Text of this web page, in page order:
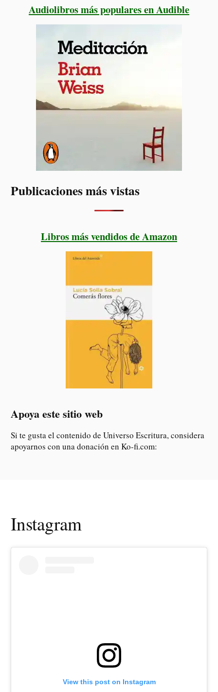
Audiolibros más populares en Audible
Publicaciones más vistas
Libros más vendidos de Amazon
Apoya este sitio web
Si te gusta el contenido de Universo Escritura, considera
apoyarnos con una donación en Ko-fi.com:
Instagram
View this post on Instagram